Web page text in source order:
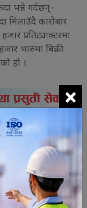
भन्ने गर्दछन्–
मिलाउँदै कारोबार
प्रतिट्याक्टरमा
भारुमा बिक्री
हो ।
कस्तो महसुस
0 0
×